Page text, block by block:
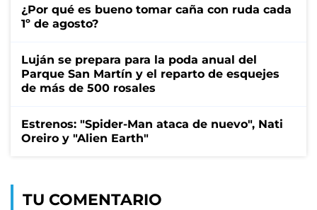
¿Por qué es bueno tomar caña con ruda cada
1º de agosto?
Luján se prepara para la poda anual del
Parque San Martín y el reparto de esquejes
de más de 500 rosales
Estrenos: "Spider-Man ataca de nuevo", Nati
Oreiro y "Alien Earth"
TU COMENTARIO